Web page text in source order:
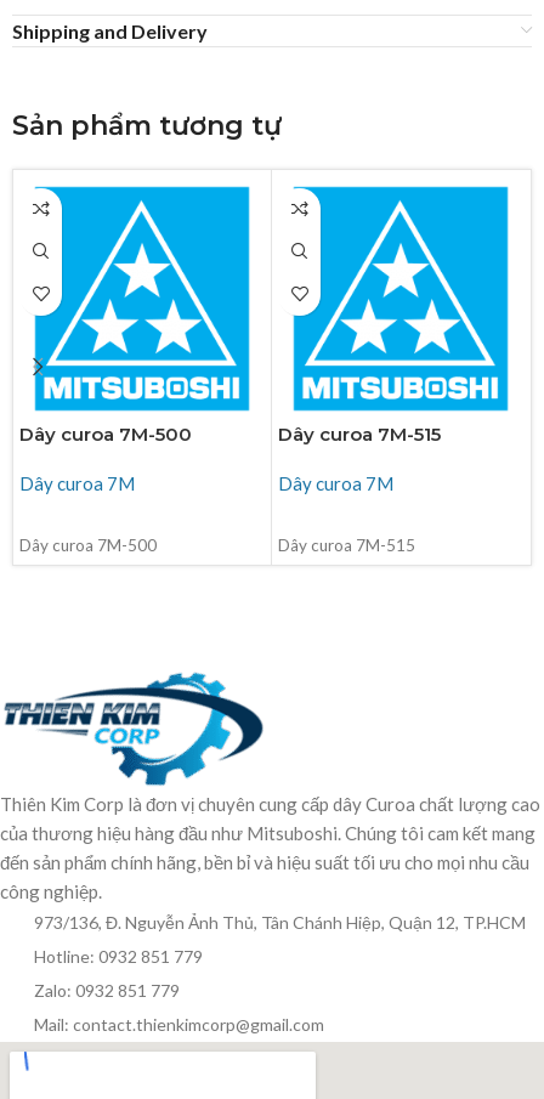
Shipping and Delivery
Sản phẩm tương tự
Dây curoa 7M-500
Dây curoa 7M
Dây curoa 7M-500
Dây curoa 7M-515
Dây curoa 7M
Dây curoa 7M-515
Thiên Kim Corp là đơn vị chuyên cung cấp dây Curoa chất lượng cao
của thương hiệu hàng đầu như Mitsuboshi. Chúng tôi cam kết mang
đến sản phẩm chính hãng, bền bỉ và hiệu suất tối ưu cho mọi nhu cầu
công nghiệp.
973/136, Đ. Nguyễn Ảnh Thủ, Tân Chánh Hiệp, Quận 12, TP.HCM
Hotline: 0932 851 779
Zalo: 0932 851 779
Mail: contact.thienkimcorp@gmail.com